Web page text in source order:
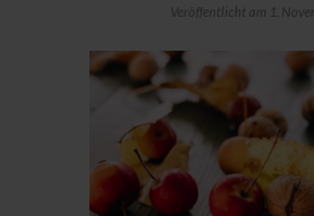
Veröffentlicht am 1.